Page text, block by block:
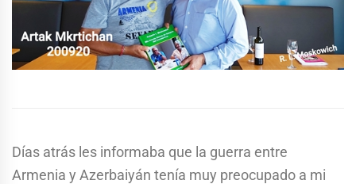
Días atrás les informaba que la guerra entre
Armenia y Azerbaiyán tenía muy preocupado a mi